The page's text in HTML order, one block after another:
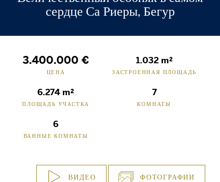
сердце Са Риеры, Бегур
3.400.000 €
ЦЕНА
1.032 m²
ЗАСТРОЕННАЯ ПЛОЩАДЬ
6.274 m²
ПЛОЩАДЬ УЧАСТКА
7
КОМНАТЫ
6
ВАННЫЕ КОМНАТЫ
ВИДЕО ФОТОГРАФИИ